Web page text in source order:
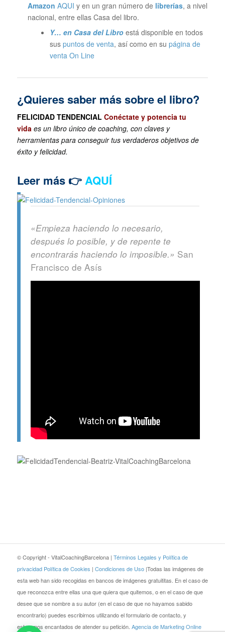
Amazon AQUI y en un gran número de librerías, a nivel
nacional, entre ellas Casa del libro.
Y… en Casa del Libroestá disponible en todos
sus puntos de venta, así como en su página de
venta On Line
¿Quieres saber más sobre el libro?
FELICIDAD TENDENCIAL Conéctate y potencia tu
vida es un libro único de coaching, con claves y
herramientas para conseguir tus verdaderos objetivos de
éxito y felicidad.
Leer más 👉AQUÍ
«Empieza haciendo lo necesario,
después lo posible, y de repente te
encontrarás haciendo lo imposible.» San
Francisco de Asís
© Copyright - VitalCoachingBarcelona | Términos Legales y Política de
privacidad Política de Cookies | Condiciones de Uso |Todas las imágenes de
esta web han sido recogidas en bancos de imágenes gratuititas. En el caso de
que reconozca entre ellas una que quiera que quitemos, o en el caso de que
desee que se nombre a su autor (en el caso de que no hayamos sabido
encontrarlo) puedes escribirnos utilizando el formulario de contacto, y
estaremos encantados de atender su petición. Agencia de Marketing Online